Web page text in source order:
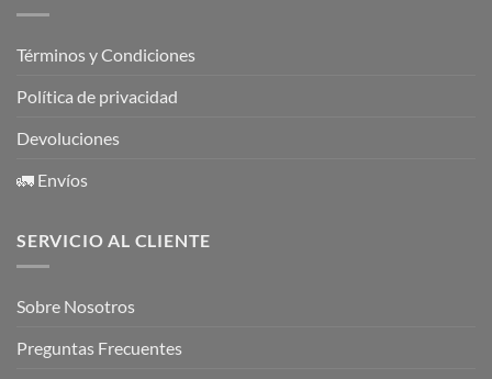
Términos y Condiciones
Política de privacidad
Devoluciones
🚛 Envíos
SERVICIO AL CLIENTE
Sobre Nosotros
Preguntas Frecuentes